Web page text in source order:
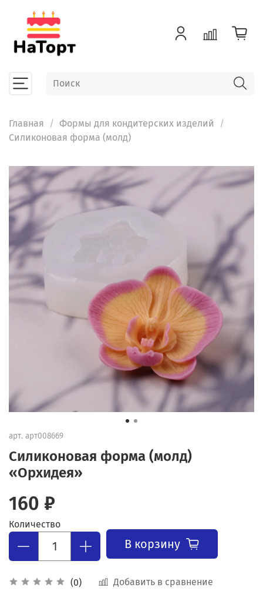
Главная
Формы для кондитерских изделий
Силиконовая форма (молд)
арт. арт008669
Силиконовая форма (молд)
«Орхидея»
(0) Добавить в сравнение
160 ₽
Количество
В корзину